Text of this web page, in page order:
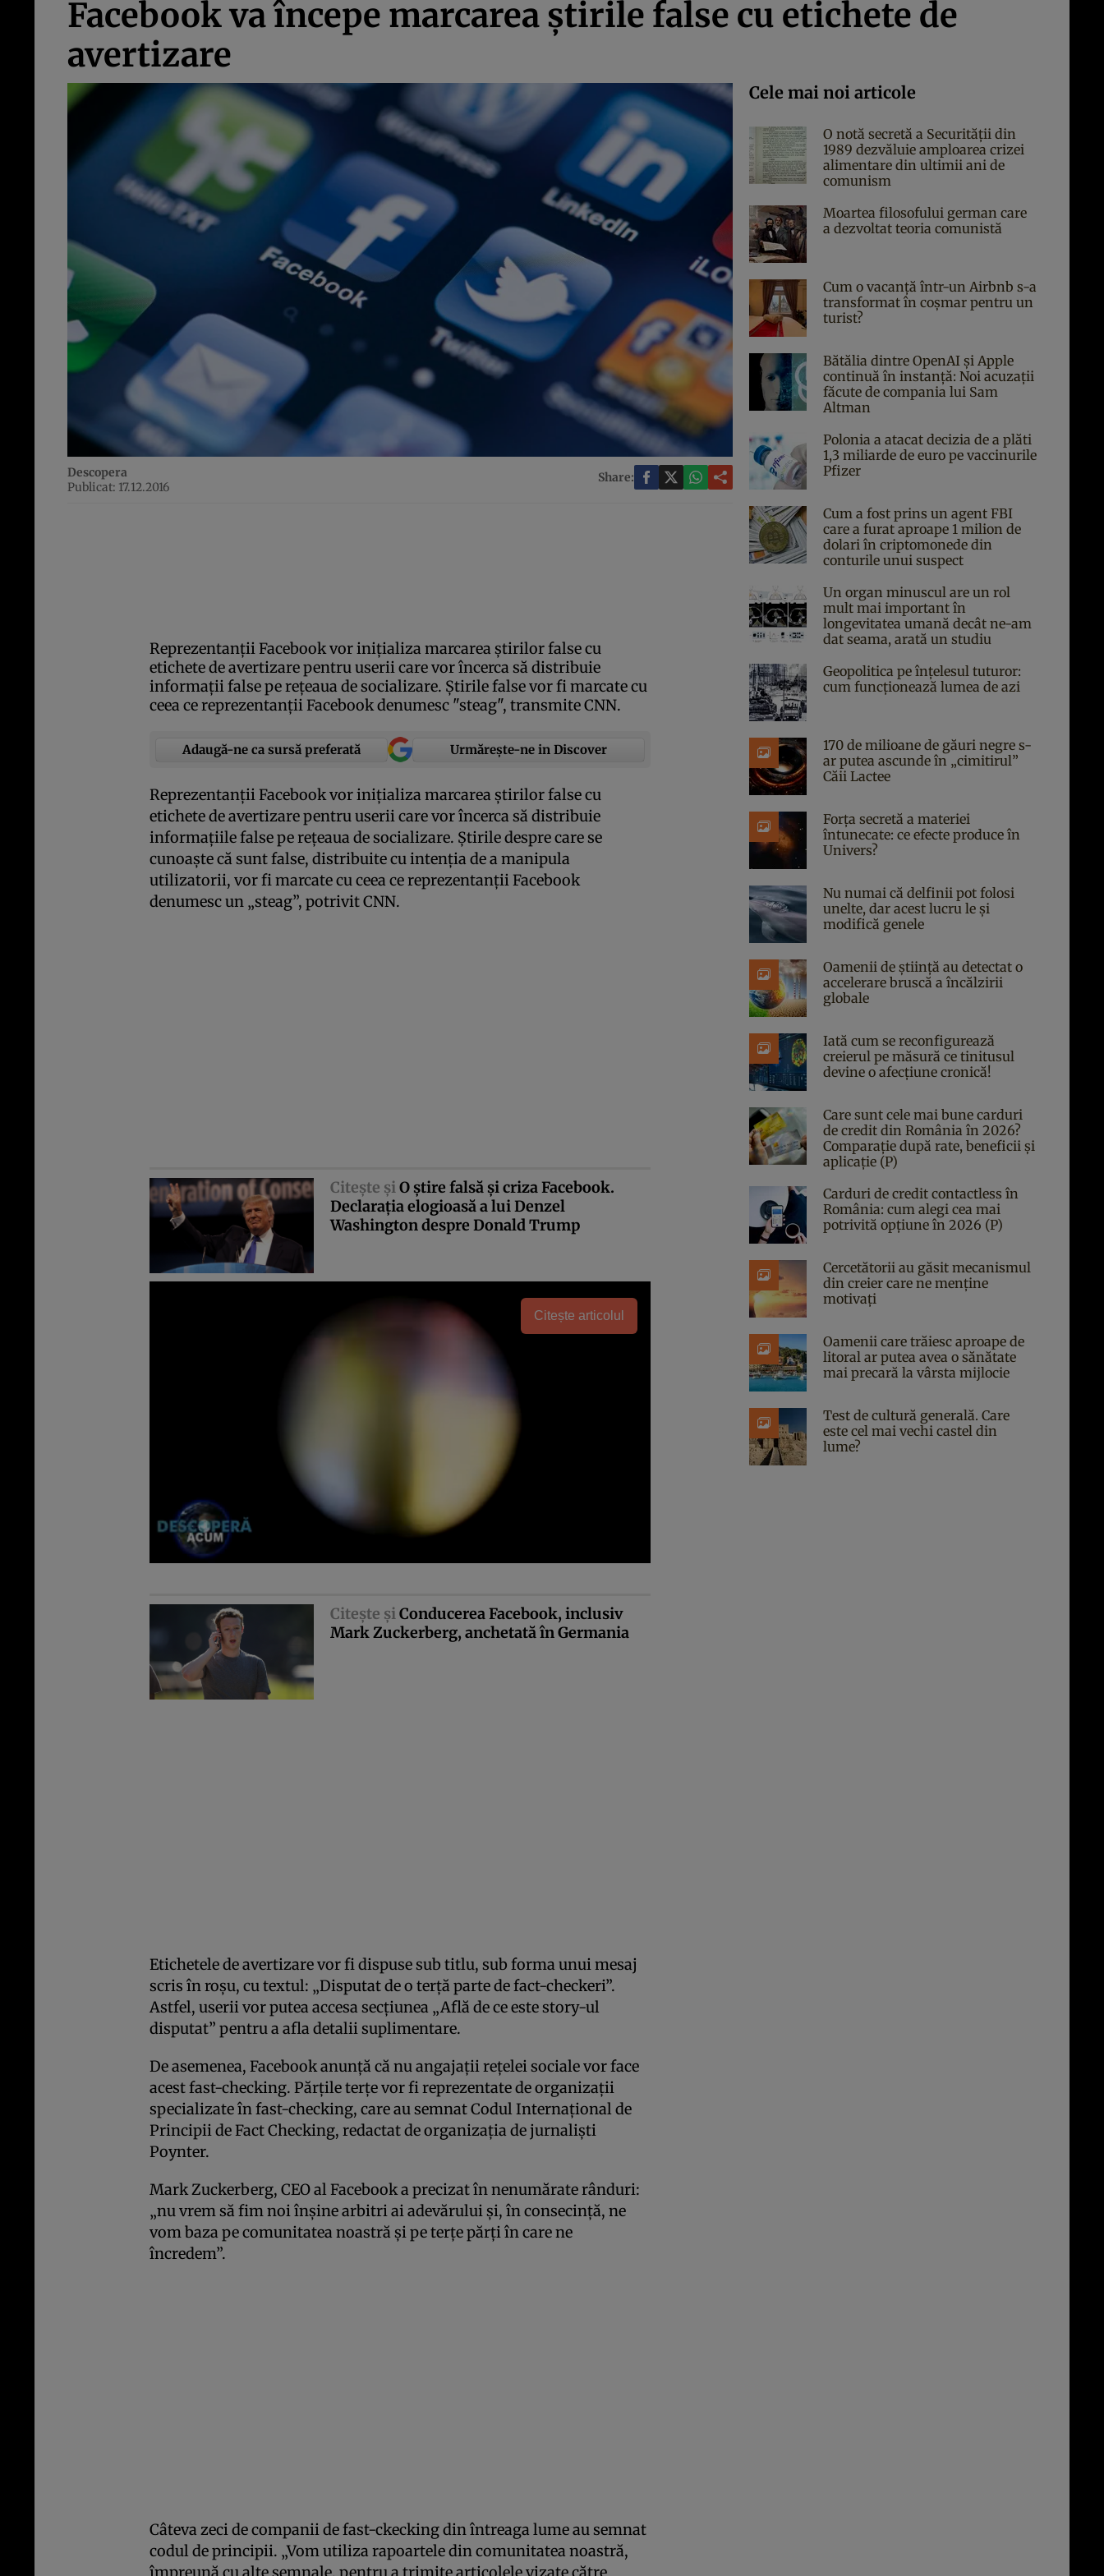
Facebook va începe marcarea ştirile false cu etichete de
avertizare
Descopera
Publicat: 17.12.2016
Share:
Reprezentanţii Facebook vor iniţializa marcarea ştirilor false cu
etichete de avertizare pentru userii care vor încerca să distribuie
informaţii false pe reţeaua de socializare. Ştirile false vor fi marcate cu
ceea ce reprezentanţii Facebook denumesc "steag", transmite CNN.
Adaugă-ne ca sursă preferată Urmărește-ne in Discover
Reprezentanţii Facebook vor iniţializa marcarea ştirilor false cu
etichete de avertizare pentru userii care vor încerca să distribuie
informaţiile false pe reţeaua de socializare. Ştirile despre care se
cunoaşte că sunt false, distribuite cu intenţia de a manipula
utilizatorii, vor fi marcate cu ceea ce reprezentanţii Facebook
denumesc un „steag”, potrivit CNN.
Citeşte şiO ştire falsă şi criza Facebook.
Declaraţia elogioasă a lui Denzel
Washington despre Donald Trump
Citește articolul
Citeşte şiConducerea Facebook, inclusiv
Mark Zuckerberg, anchetată în Germania
Etichetele de avertizare vor fi dispuse sub titlu, sub forma unui mesaj
scris în roşu, cu textul: „Disputat de o terţă parte de fact-checkeri”.
Astfel, userii vor putea accesa secţiunea „Află de ce este story-ul
disputat” pentru a afla detalii suplimentare.
De asemenea, Facebook anunţă că nu angajaţii reţelei sociale vor face
acest fast-checking. Părţile terţe vor fi reprezentate de organizaţii
specializate în fast-checking, care au semnat Codul Internaţional de
Principii de Fact Checking, redactat de organizaţia de jurnalişti
Poynter.
Mark Zuckerberg, CEO al Facebook a precizat în nenumărate rânduri:
„nu vrem să fim noi înşine arbitri ai adevărului şi, în consecinţă, ne
vom baza pe comunitatea noastră şi pe terţe părţi în care ne
încredem”.
Câteva zeci de companii de fast-ckecking din întreaga lume au semnat
codul de principii. „Vom utiliza rapoartele din comunitatea noastră,
Cele mai noi articole
O notă secretă a Securității din
1989 dezvăluie amploarea crizei
alimentare din ultimii ani de
comunism
Moartea filosofului german care
a dezvoltat teoria comunistă
Cum o vacanță într-un Airbnb s-a
transformat în coșmar pentru un
turist?
Bătălia dintre OpenAI și Apple
continuă în instanță: Noi acuzații
făcute de compania lui Sam
Altman
Polonia a atacat decizia de a plăti
1,3 miliarde de euro pe vaccinurile
Pfizer
Cum a fost prins un agent FBI
care a furat aproape 1 milion de
dolari în criptomonede din
conturile unui suspect
Un organ minuscul are un rol
mult mai important în
longevitatea umană decât ne-am
dat seama, arată un studiu
Geopolitica pe înțelesul tuturor:
cum funcționează lumea de azi
170 de milioane de găuri negre s-
ar putea ascunde în „cimitirul”
Căii Lactee
Forța secretă a materiei
întunecate: ce efecte produce în
Univers?
Nu numai că delfinii pot folosi
unelte, dar acest lucru le și
modifică genele
Oamenii de știință au detectat o
accelerare bruscă a încălzirii
globale
Iată cum se reconfigurează
creierul pe măsură ce tinitusul
devine o afecțiune cronică!
Care sunt cele mai bune carduri
de credit din România în 2026?
Comparație după rate, beneficii și
aplicație (P)
Carduri de credit contactless în
România: cum alegi cea mai
potrivită opțiune în 2026 (P)
Cercetătorii au găsit mecanismul
din creier care ne menține
motivați
Oamenii care trăiesc aproape de
litoral ar putea avea o sănătate
mai precară la vârsta mijlocie
Test de cultură generală. Care
este cel mai vechi castel din
lume?